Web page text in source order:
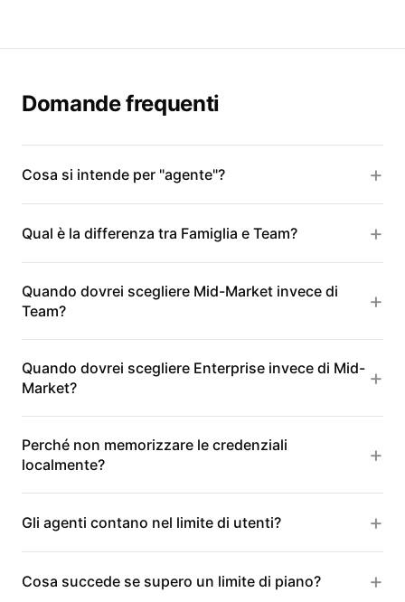
Domande frequenti
Cosa si intende per "agente"?
Qual è la differenza tra Famiglia e Team?
Quando dovrei scegliere Mid-Market invece di
Team?
Quando dovrei scegliere Enterprise invece di Mid-
Market?
Perché non memorizzare le credenziali
localmente?
Gli agenti contano nel limite di utenti?
Cosa succede se supero un limite di piano?